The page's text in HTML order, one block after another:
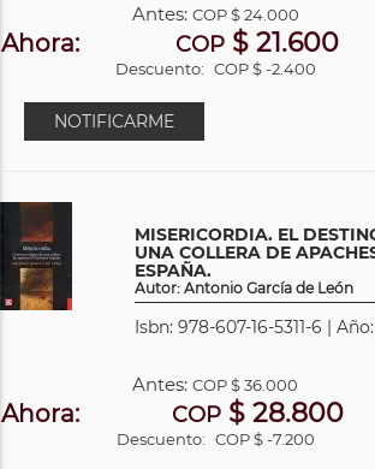
Antes: COP$ 24.000
Ahora: COP $ 21.600
Descuento: COP $ -2.400
NOTIFICARME
MISERICORDIA. EL
UNA COLLERA DE
ESPAÑA.
Autor: Antonio García de León
Isbn: 978-607-16-5311-6 |
Antes:COP$ 36.000
Ahora: COP$ 28.800
Descuento: COP $ -7.200